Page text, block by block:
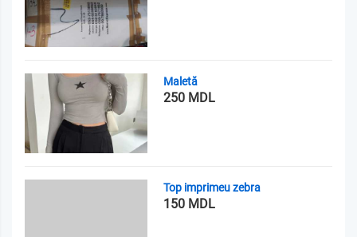
Maletă
250 MDL
Top imprimeu zebra
150 MDL